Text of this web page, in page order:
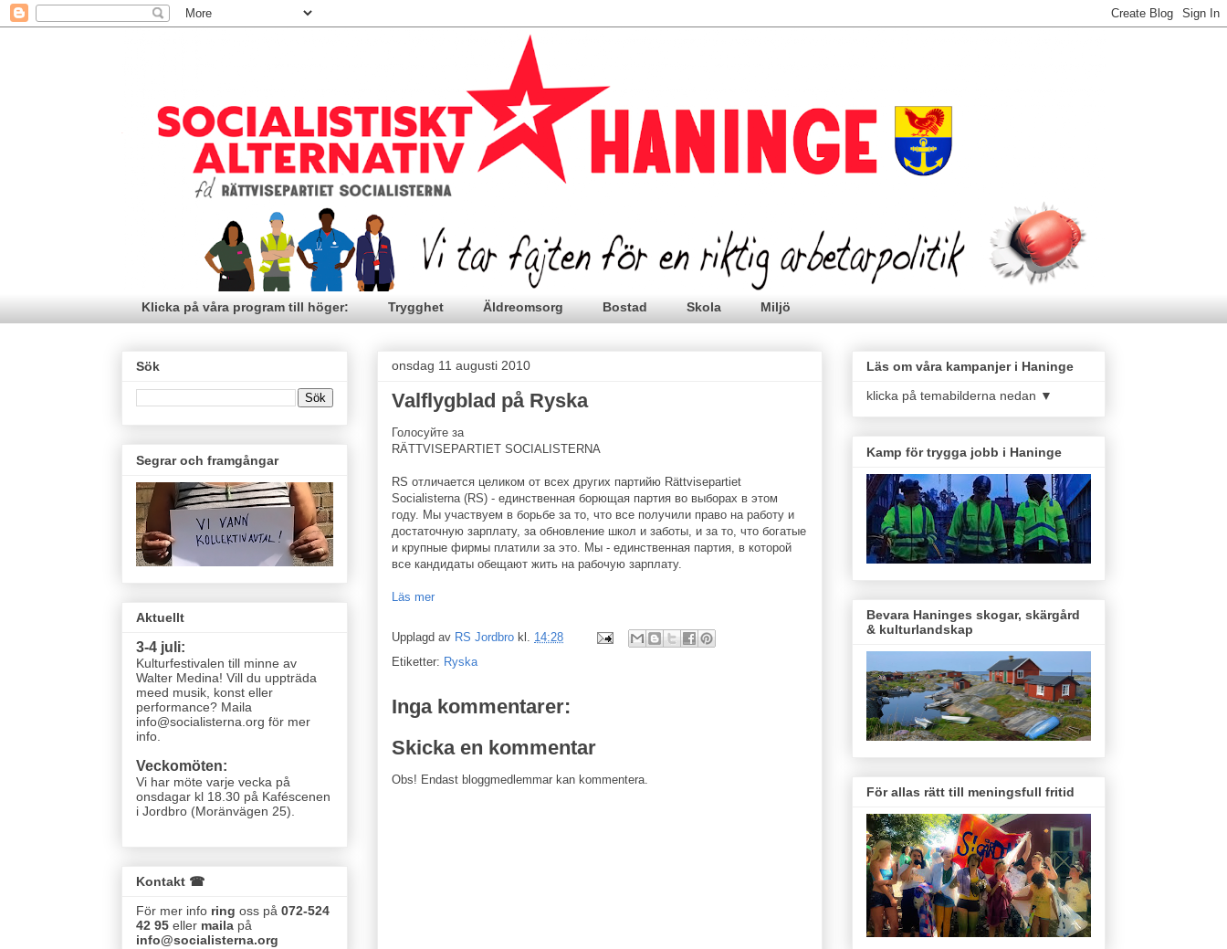
Klicka på våra program till höger: Trygghet Äldreomsorg Bostad Skola Miljö
onsdag 11 augusti 2010
Valflygblad på Ryska
Голосуйте за
RÄTTVISEPARTIET SOCIALISTERNA
RS отличается целиком от всех других партийю Rättvisepartiet
Socialisterna (RS) - единственная борющая партия во выборах в этом
году. Мы участвуем в борьбе за то, что все получили право на работу и
достаточную зарплату, за обновление школ и заботы, и за то, что богатые
и крупные фирмы платили за это. Мы - единственная партия, в которой
все кандидаты обещают жить на рабочую зарплату.
Läs mer
Upplagd av RS Jordbro kl. 14:28
Etiketter: Ryska
Inga kommentarer:
Skicka en kommentar
Obs! Endast bloggmedlemmar kan kommentera.
Sök
Segrar och framgångar
Aktuellt
3-4 juli:
Kulturfestivalen till minne av
Walter Medina! Vill du uppträda
meed musik, konst eller
performance? Maila
info@socialisterna.org för mer
info.
Veckomöten:
Vi har möte varje vecka på
onsdagar kl 18.30 på Kaféscenen
i Jordbro (Moränvägen 25)
Kontakt ☎
För mer info ring oss på 072-524
42 95 eller maila på
info@socialisterna.org
Läs om våra kampanjer i Haninge
klicka på temabilderna nedan ▼
Kamp för trygga jobb i Haninge
Bevara Haninges skogar, skärgård
& kulturlandskap
För allas rätt till meningsfull fritid